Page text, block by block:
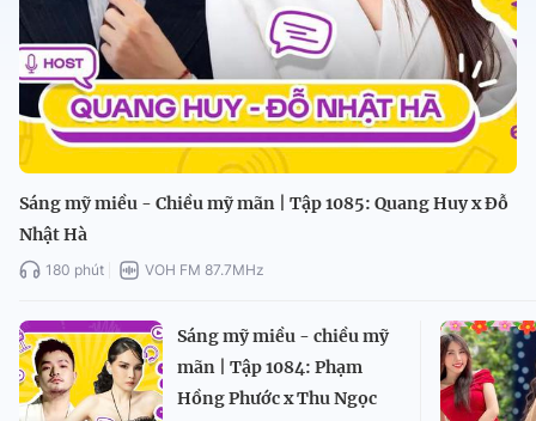
Sáng mỹ miều - Chiều mỹ mãn | Tập 1085: Quang Huy x Đỗ
Nhật Hà
180 phút VOH FM 87.7MHz
Sáng mỹ miều - chiều mỹ
mãn | Tập 1084: Phạm
Hồng Phước x Thu Ngọc